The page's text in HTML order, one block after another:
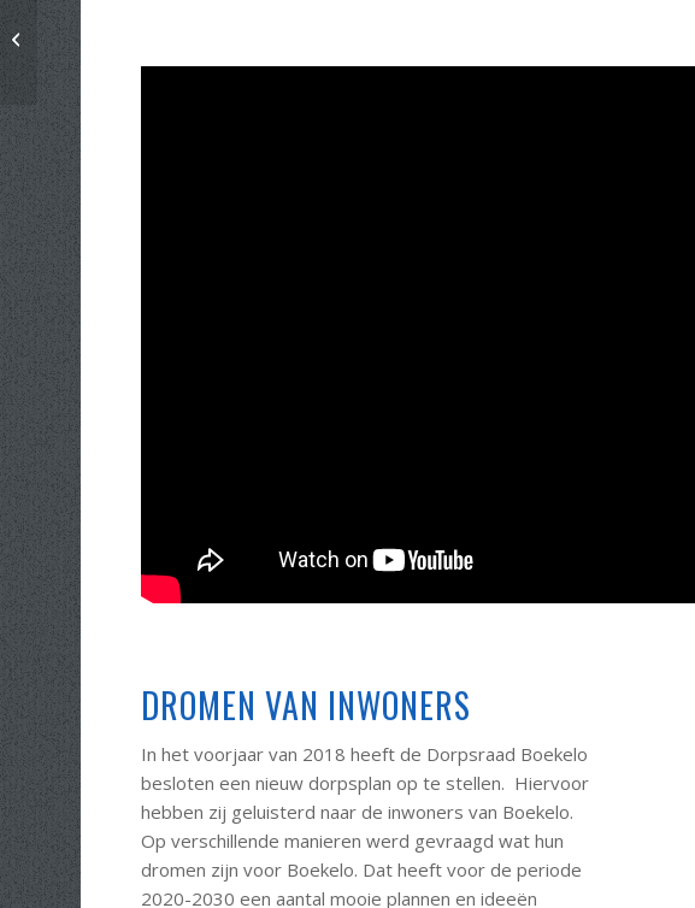
DROMEN VAN INWONERS
In het voorjaar van 2018 heeft de Dorpsraad Boekelo
besloten een nieuw dorpsplan op te stellen. Hiervoor
hebben zij geluisterd naar de inwoners van Boekelo.
Op verschillende manieren werd gevraagd wat hun
dromen zijn voor Boekelo. Dat heeft voor de periode
2020-2030 een aantal mooie plannen en ideeën